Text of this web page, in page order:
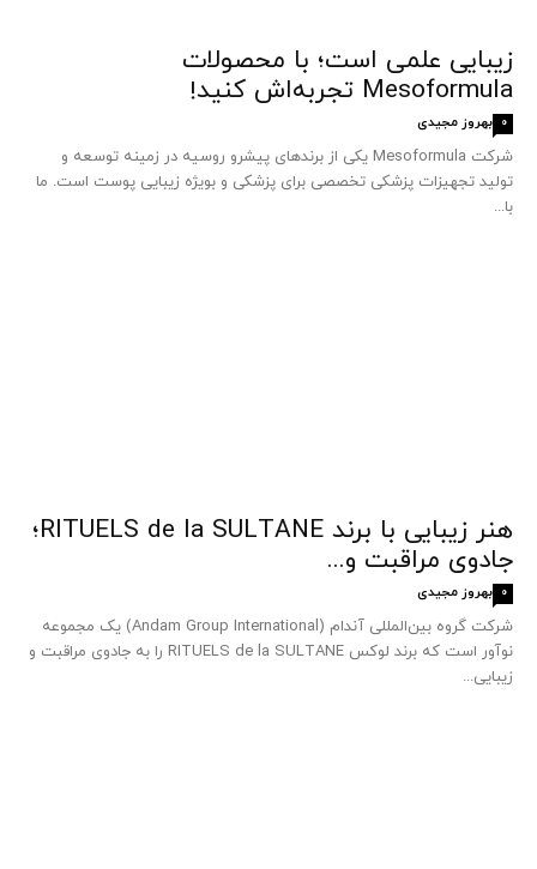
زیبایی علمی است؛ با محصولات
Mesoformula تجربه‌اش کنید!
بهروز مجیدی 0
شرکت Mesoformula یکی از برندهای پیشرو روسیه در زمینه توسعه و
تولید تجهیزات پزشکی تخصصی برای پزشکی و بویژه زیبایی پوست است. ما
با...
هنر زیبایی با برند RITUELS de la SULTANE؛
جادوی مراقبت و...
بهروز مجیدی 0
شرکت گروه بین‌المللی آندام (Andam Group International) یک مجموعه
نوآور است که برند لوکس RITUELS de la SULTANE را به جادوی مراقبت و
زیبایی...